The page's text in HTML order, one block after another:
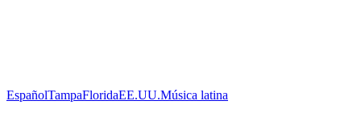
EspañolTampaFloridaEE.UU.Música latina